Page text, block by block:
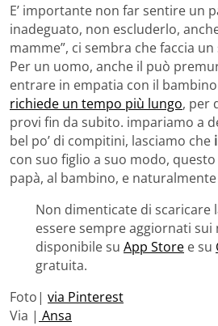
E’ importante non far sentire un
inadeguato, non escluderlo,
mamme”, ci sembra che faccia un
Per un uomo, anche il può
entrare in empatia con il
richiede un tempo più lungo, per
provi fin da subito. impariamo a
bel po’ di compitini, lasciamo che
con suo figlio a suo modo,
papà, al bambino, e
Non dimenticate di scaricare
essere sempre aggiornati sui
disponibile su App Store e su
gratuita.
Foto| via Pinterest
Via | Ansa